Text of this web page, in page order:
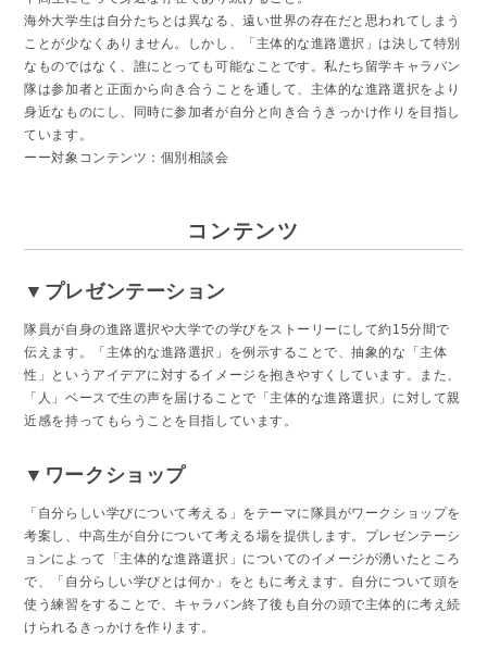
海外大学生は自分たちとは異なる、遠い世界の存在だと思われてしまう
ことが少なくありません。しかし、「主体的な進路選択」は決して特別
なものではなく、誰にとっても可能なことです。私たち留学キャラバン
隊は参加者と正面から向き合うことを通して、主体的な進路選択をより
身近なものにし、同時に参加者が自分と向き合うきっかけ作りを目指し
ています。
ーー対象コンテンツ：個別相談会
コンテンツ
▼プレゼンテーション
隊員が自身の進路選択や大学での学びをストーリーにして約15分間で
伝えます。「主体的な進路選択」を例示することで、抽象的な「主体
性」というアイデアに対するイメージを抱きやすくしています。また、
「人」ベースで生の声を届けることで「主体的な進路選択」に対して親
近感を持ってもらうことを目指しています。
▼ワークショップ
「自分らしい学びについて考える」をテーマに隊員がワークショップを
考案し、中高生が自分について考える場を提供します。プレゼンテーシ
ョンによって「主体的な進路選択」についてのイメージが湧いたところ
で、「自分らしい学びとは何か」をともに考えます。自分について頭を
使う練習をすることで、キャラバン終了後も自分の頭で主体的に考え続
けられるきっかけを作ります。